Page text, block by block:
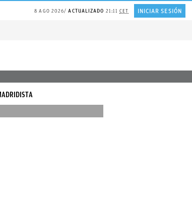
8 AGO 2026 ACTUALIZADO 21:11CET INICIAR SESIÓN